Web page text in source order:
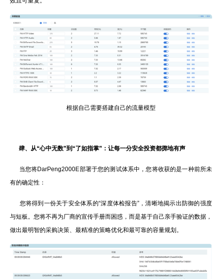
根据自己需要搭建自己的流量模型
肆、 从“心中无数”到“了如指掌”：让每一分安全投资都掷地有声
当您将DarPeng2000E部署于您的测试体系中，您将收获的是一种前所未
有的确定性：
您将得到一份关于安全体系的“深度体检报告”，清晰地揭示出防御的强度
与短板。您将不再为厂商的宣传手册而困惑，而是基于自己亲手验证的数据，
做出最明智的采购决策、最精准的策略优化和最可靠的容量规划。